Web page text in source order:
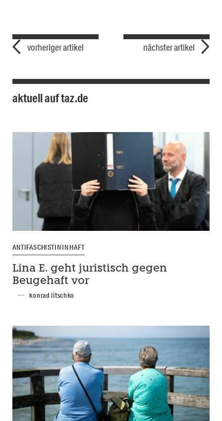
vorheriger artikel nächster artikel
aktuell auf taz.de
ANTIFASCHISTIN IN HAFT
Lina E. geht juristisch gegen
Beugehaft vor
konrad litschko